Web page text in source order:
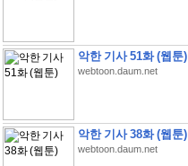
악한 기사 51화 (웹툰)
webtoon.daum.net
악한 기사 38화 (웹툰)
webtoon.daum.net